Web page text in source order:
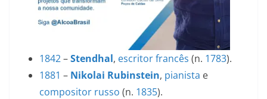
1842–Stendhal, escritorfrancês (n. 1783).
1881 – Nikolai Rubinstein, pianista e
compositor russo (n. 1835).